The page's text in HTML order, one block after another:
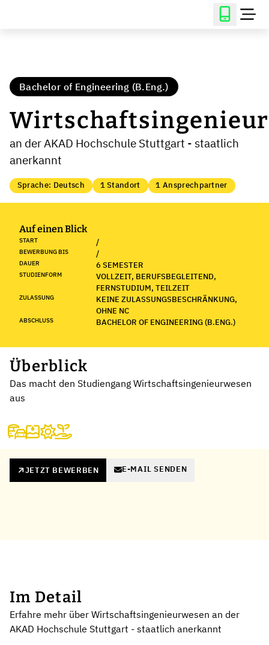
Bachelor of Engineering (B.Eng.)
an der AKAD Hochschule Stuttgart - staatlich
anerkannt
Sprache: Deutsch 1 Standort 1 Ansprechpartner
Auf einen Blick
START /
BEWERBUNG BIS /
DAUER 6 SEMESTER
STUDIENFORM
VOLLZEIT, BERUFSBEGLEITEND,
FERNSTUDIUM, TEILZEIT
ZULASSUNG
KEINE ZULASSUNGSBESCHRÄNKUNG,
OHNE NC
ABSCHLUSS BACHELOR OF ENGINEERING (B.ENG.)
Überblick
Das macht den Studiengang Wirtschaftsingenieurwesen
aus
JETZT BEWERBEN E-MAIL SENDEN
Im Detail
Erfahre mehr über Wirtschaftsingenieurwesen an der
AKAD Hochschule Stuttgart - staatlich anerkannt